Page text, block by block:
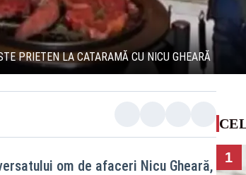
PRIETEN LA CATARAMĂ CU NICU GHEARĂ
om de afaceri Nicu Gheară,
1